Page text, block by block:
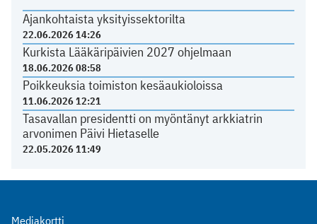
Ajankohtaista yksityissektorilta
22.06.2026 14:26
Kurkista Lääkäripäivien 2027 ohjelmaan
18.06.2026 08:58
Poikkeuksia toimiston kesäaukioloissa
11.06.2026 12:21
Tasavallan presidentti on myöntänyt arkkiatrin
arvonimen Päivi Hietaselle
22.05.2026 11:49
Mediakortti